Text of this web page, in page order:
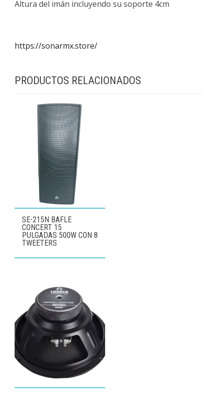
Altura del imán incluyendo su soporte 4cm
https://sonarmx.store/
PRODUCTOS RELACIONADOS
SE-215N BAFLE
CONCERT 15
PULGADAS 500W CON 8
TWEETERS